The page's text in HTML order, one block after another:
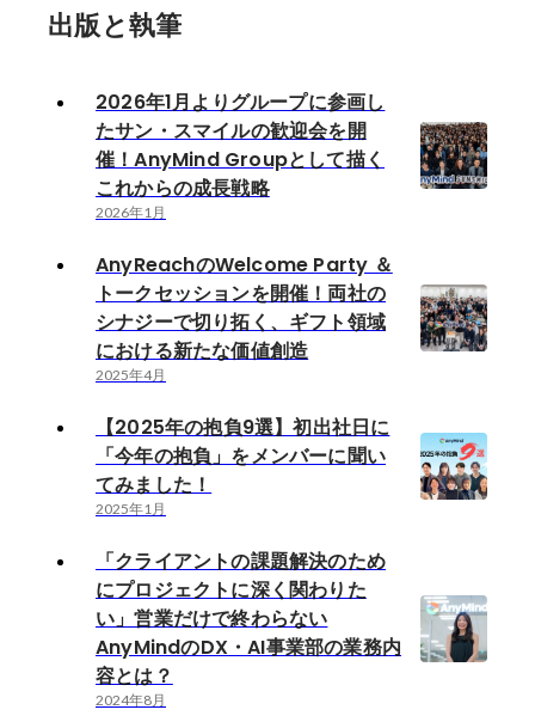
出版と執筆
2026年1月よりグループに参画し
たサン・スマイルの歓迎会を開
催！AnyMind Groupとして描く
これからの成長戦略
2026年1月
AnyReachのWelcome Party ＆
トークセッションを開催！両社の
シナジーで切り拓く、ギフト領域
における新たな価値創造
2025年4月
【2025年の抱負9選】初出社日に
「今年の抱負」をメンバーに聞い
てみました！
2025年1月
「クライアントの課題解決のため
にプロジェクトに深く関わりた
い」営業だけで終わらない
AnyMindのDX・AI事業部の業務内
容とは？
2024年8月